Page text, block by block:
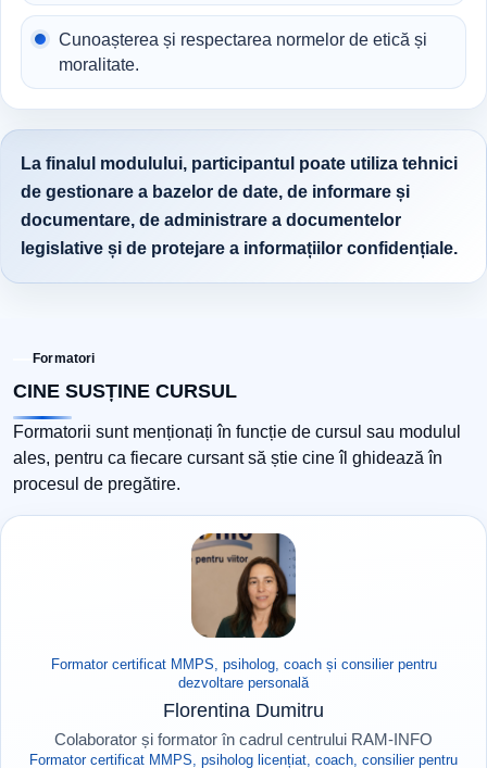
Cunoașterea și respectarea normelor de etică și
moralitate.
La finalul modulului, participantul poate utiliza tehnici
de gestionare a bazelor de date, de informare și
documentare, de administrare a documentelor
legislative și de protejare a informațiilor confidențiale.
Formatori
CINE SUSȚINE CURSUL
Formatorii sunt menționați în funcție de cursul sau modulul
ales, pentru ca fiecare cursant să știe cine îl ghidează în
procesul de pregătire.
Formator certificat MMPS, psiholog, coach și consilier pentru
dezvoltare personală
Florentina Dumitru
Colaborator și formator în cadrul centrului RAM-INFO
Formator certificat MMPS, psiholog licențiat, coach, consilier pentru